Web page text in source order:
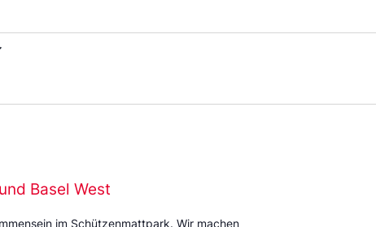
Basel West
im Schützenmattpark. Wir machen